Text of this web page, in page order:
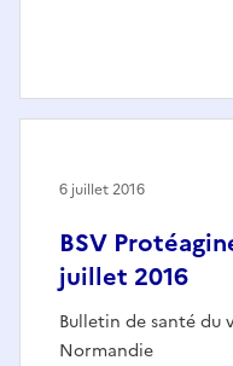
BSV
juillet 2016
Bulletin de santé du
Normandie
6 juillet 2016